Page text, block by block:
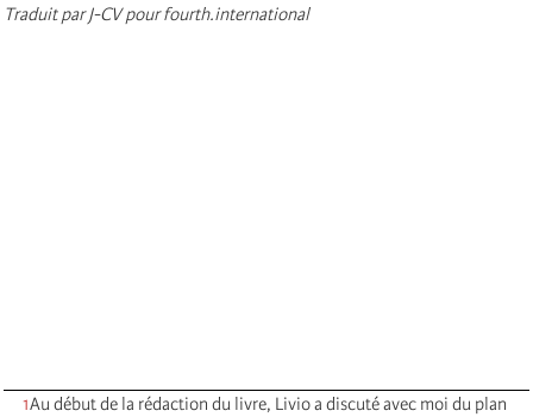
Traduit par J-CV pour fourth.international
1Au début de la rédaction du livre, Livio a discuté avec moi du plan